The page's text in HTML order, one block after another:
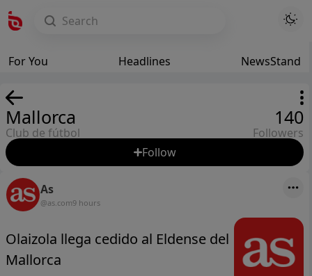
For You Headlines NewsStand
Mallorca
Club de fútbol
140
Followers
Follow
As
@as.com9 hours
Olaizola llega cedido al Eldense del
Mallorca